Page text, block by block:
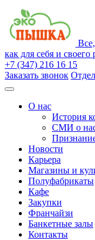
как для себя и своего
+7 (347) 216 16 15
Заказать звонок
О нас
История
СМИ о
Новости
Карьера
Магазины и
Полуфабрикаты
Кафе
Закупки
Франчайзи
Банкетные залы
Контакты